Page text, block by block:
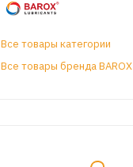
Все товары категории
Все товары бренда BAROX